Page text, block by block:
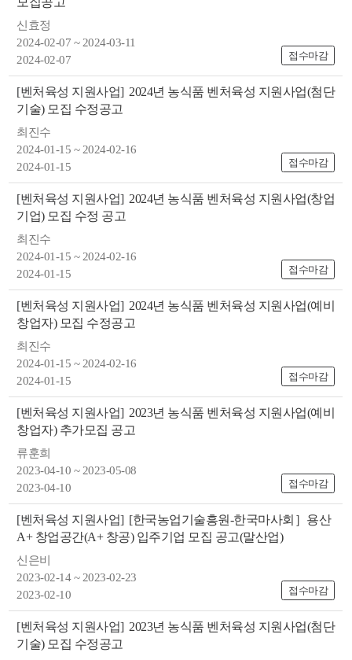
신효정
2024-02-07 ~ 2024-03-11
2024-02-07
접수마감
[벤처육성 지원사업] 2024년 농식품 벤처육성 지원사업(첨단
기술) 모집 수정공고
최진수
2024-01-15 ~ 2024-02-16
2024-01-15
접수마감
[벤처육성 지원사업] 2024년 농식품 벤처육성 지원사업(창업
기업) 모집 수정 공고
최진수
2024-01-15 ~ 2024-02-16
2024-01-15
접수마감
[벤처육성 지원사업] 2024년 농식품 벤처육성 지원사업(예비
창업자) 모집 수정공고
최진수
2024-01-15 ~ 2024-02-16
2024-01-15
접수마감
[벤처육성 지원사업] 2023년 농식품 벤처육성 지원사업(예비
창업자) 추가모집 공고
류훈희
2023-04-10 ~ 2023-05-08
2023-04-10
접수마감
[벤처육성 지원사업] [한국농업기술흥원-한국마사회］용산
A+ 창업공간(A+ 창공) 입주기업 모집 공고(말산업)
신은비
2023-02-14 ~ 2023-02-23
2023-02-10
접수마감
[벤처육성 지원사업] 2023년 농식품 벤처육성 지원사업(첨단
기술) 모집 수정공고